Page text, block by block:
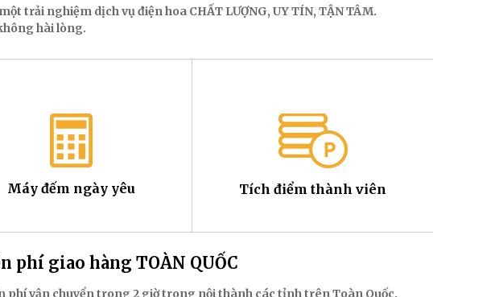
trải nghiệm dịch vụ điện hoa CHẤT LƯỢNG, UY TÍN, TẬN TÂM.
hài lòng.
Máy đếm ngày yêu Tích điểm thành viên
phí giao hàng TOÀN QUỐC
phí vận chuyển trong 2 giờ trong nội thành các tỉnh trên Toàn Quốc.